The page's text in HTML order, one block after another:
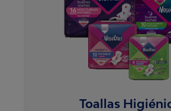
Toallas